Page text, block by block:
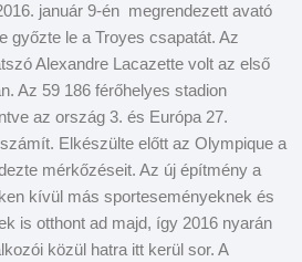
január 9-én megrendezett avató
győzte le a Troyes csapatát. Az
Alexandre Lacazette volt az első
Az 59 186 férőhelyes stadion
az ország 3. és Európa 27.
Elkészülte előtt az Olympique a
mérkőzéseit. Az új építmény a
kívül más sporteseményeknek és
is otthont ad majd, így 2016 nyarán
közül hatra itt kerül sor. A